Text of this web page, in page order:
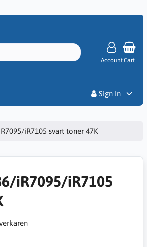
AccountCart
Sign In
iR7105 svart toner 47K
iR7095/iR7105